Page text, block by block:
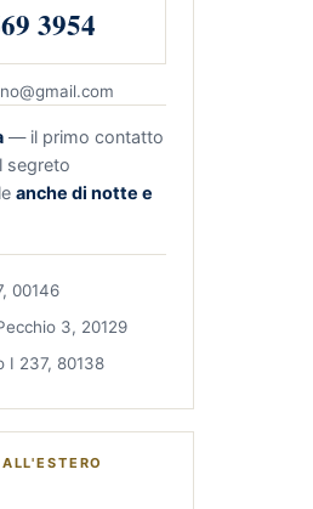
3954
— il primo contatto
segreto
anche di notte e
00146
3, 20129
I 237, 80138